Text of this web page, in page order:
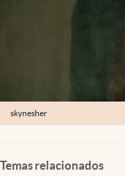
skynesher
Temas relacionados